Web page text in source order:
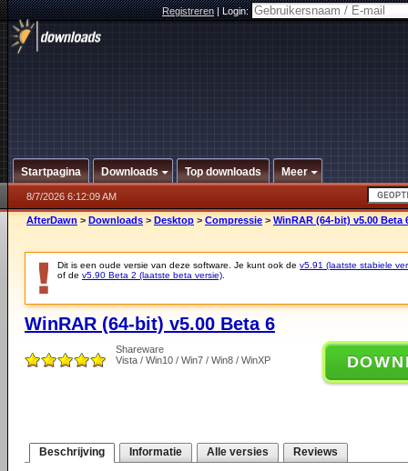
Registreren|Login:
Startpagina Downloads Top downloads Meer
8/7/2026 6:12:09 AM
AfterDawn > Downloads > Desktop > Compressie > WinRAR (64-bit) v5.00 Beta
Dit is een oude versie van deze software. Je kunt ook de v5.91 (laatste stabiele
of de v5.90 Beta 2 (laatste beta versie)
WinRAR (64-bit) v5.00 Beta 6
Shareware
Vista / Win10 / Win7 / Win8 / WinXP
Beschrijving Informatie Alle versies Reviews